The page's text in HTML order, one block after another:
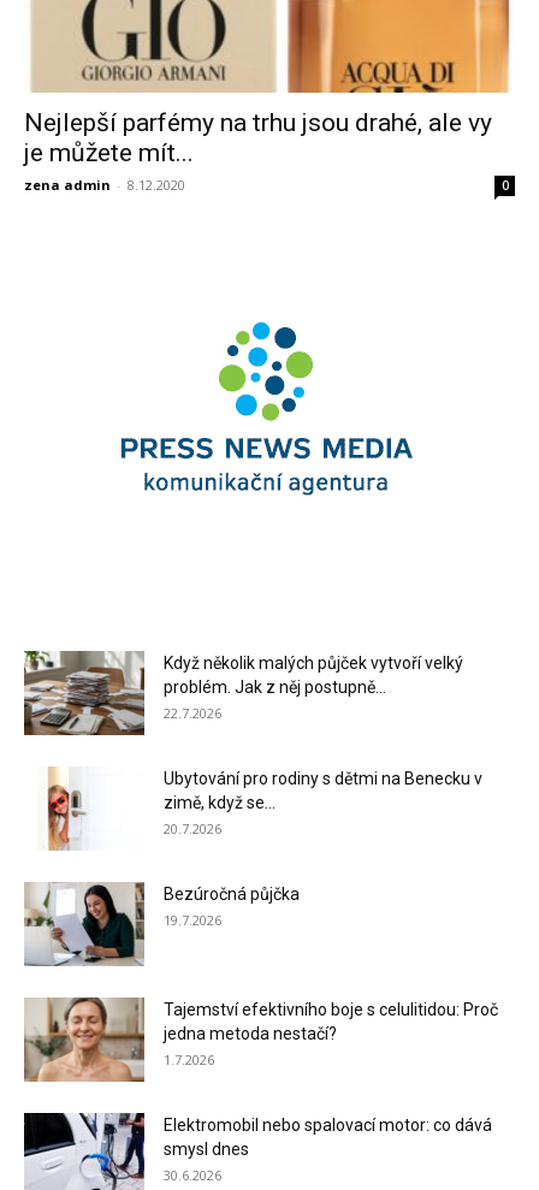
Nejlepší parfémy na trhu jsou drahé, ale vy
je můžete mít...
zena admin - 8.12.2020 0
Když několik malých půjček vytvoří velký
problém. Jak z něj postupně...
22.7.2026
Ubytování pro rodiny s dětmi na Benecku v
zimě, když se...
20.7.2026
Bezúročná půjčka
19.7.2026
Tajemství efektivního boje s celulitidou: Proč
jedna metoda nestačí?
1.7.2026
Elektromobil nebo spalovací motor: co dává
smysl dnes
30.6.2026